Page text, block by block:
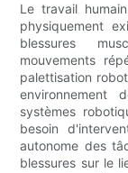
Le travail
physiquement
blessures
mouvements
palettisation
environnement
systèmes
besoin
autonome des
blessures sur le